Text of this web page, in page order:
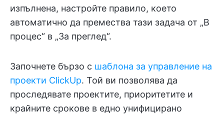
изпълнена, настройте правило, което
автоматично да премества тази задача от „В
процес“ в „За преглед“.
Започнете бързо с шаблона за управление на
проекти ClickUp. Той ви позволява да
проследявате проектите, приоритетите и
крайните срокове в едно унифицирано